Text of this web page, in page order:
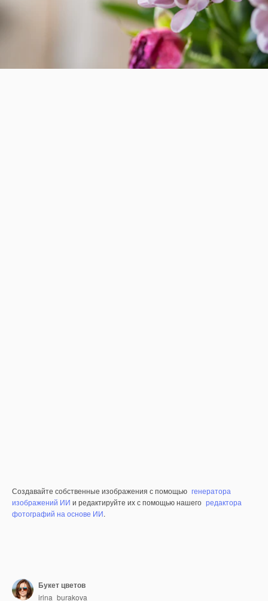
Создавайте собственные изображения с помощью генератора
изображений ИИ и редактируйте их с помощью нашего редактора
фотографий на основе ИИ.
Букет цветов
irina_burakova